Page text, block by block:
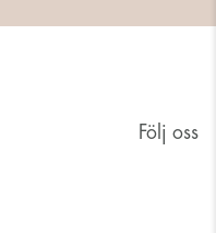
Följ oss